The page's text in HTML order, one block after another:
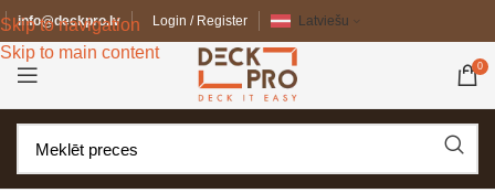
Skip to navigation
Skip to main content
info@deckpro.lv Login / Register Latviešu
0